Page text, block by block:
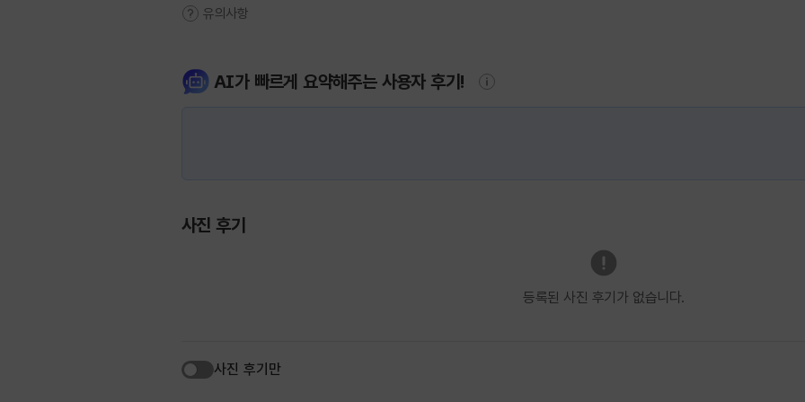
유의사항
AI가 빠르게 요약해주는 사용자 후기!
사진 후기
등록된 사진 후기가 없습니다.
사진 후기만